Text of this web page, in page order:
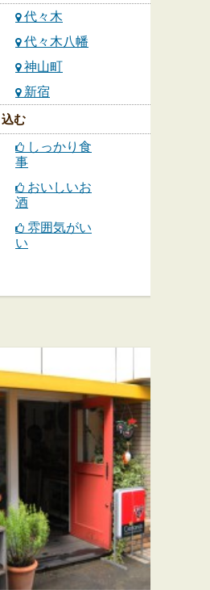
代々木
代々木八幡
神山町
新宿
む
しっかり食
事
おいしいお
酒
雰囲気がい
い